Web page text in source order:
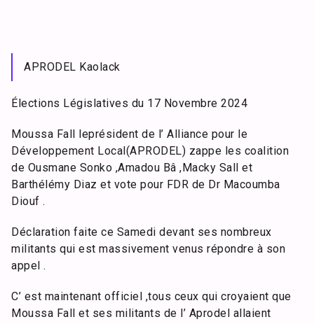
APRODEL Kaolack
Élections Législatives du 17 Novembre 2024
Moussa Fall leprésident de l’ Alliance pour le
Développement Local(APRODEL) zappe les coalition
de Ousmane Sonko ,Amadou Bâ ,Macky Sall et
Barthélémy Diaz et vote pour FDR de Dr Macoumba
Diouf .
Déclaration faite ce Samedi devant ses nombreux
militants qui est massivement venus répondre à son
appel .
C’ est maintenant officiel ,tous ceux qui croyaient que
Moussa Fall et ses militants de l’ Aprodel allaient